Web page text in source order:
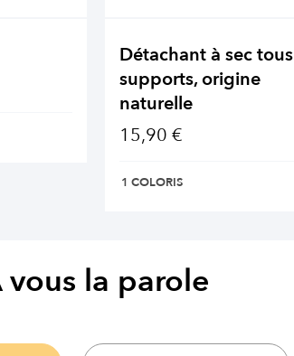
Détachant à sec tous
supports, origine
naturelle
15,90 €
1 COLORIS
vous la parole